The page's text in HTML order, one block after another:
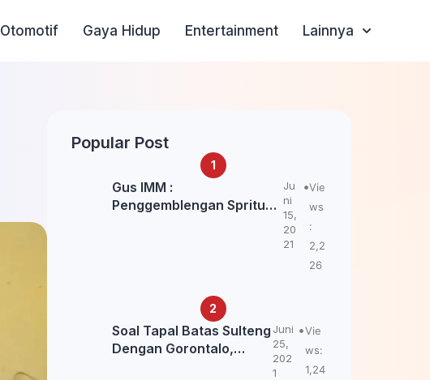
Otomotif Gaya Hidup Entertainment Lainnya
Popular Post
Gus IMM :
Penggemblengan Spritual
Ju
ni
15,
20
21
Vie
ws
:
2,2
26
Soal Tapal Batas Sulteng
Dengan Gorontalo,
Juni
25,
202
1
Vie
ws:
1,24